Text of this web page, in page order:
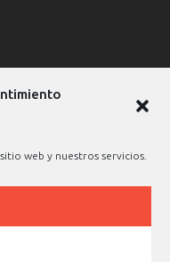
web y nuestros servicios.
de privacidad|